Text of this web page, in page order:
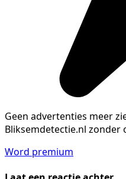
Geen advertenties meer
Bliksemdetectie.nl zonder
Word premium